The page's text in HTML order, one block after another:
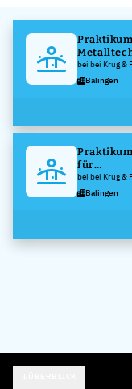
bei bei Krug &
Balingen
für
(m/w/d)
bei bei Krug &
Balingen